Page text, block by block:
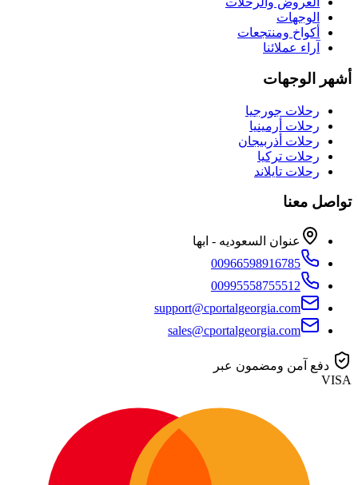
الوجهات
أكواخ ومنتجعات
آراء عملائنا
أشهر الوجهات
رحلات جورجيا
رحلات أرمينيا
رحلات أذربيجان
رحلات تركيا
رحلات تايلاند
تواصل معنا
عنوان السعوديه - ابها
00966598916785
00995558755512
support@cportalgeorgia.com
sales@cportalgeorgia.com
دفع آمن ومضمون عبر
VISA